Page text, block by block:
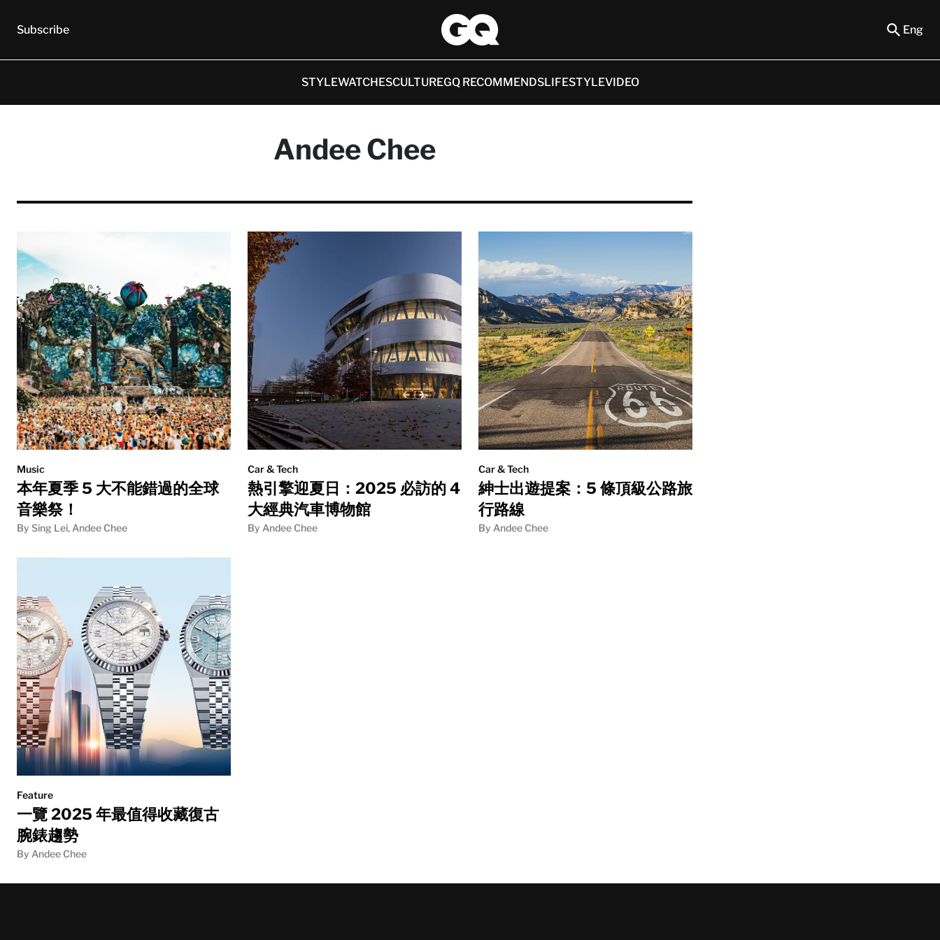
Subscribe Eng
STYLEWATCHESCULTUREGQ RECOMMENDSLIFESTYLEVIDEO
Andee Chee
Music
本年夏季 5 大不能錯過的全球
音樂祭！
By Sing Lei, Andee Chee
Car & Tech
熱引擎迎夏日：2025 必訪的 4
大經典汽車博物館
By Andee Chee
Car & Tech
紳士出遊提案：5 條頂級公路旅
行路線
By Andee Chee
Feature
一覽 2025 年最值得收藏復古
腕錶趨勢
By Andee Chee